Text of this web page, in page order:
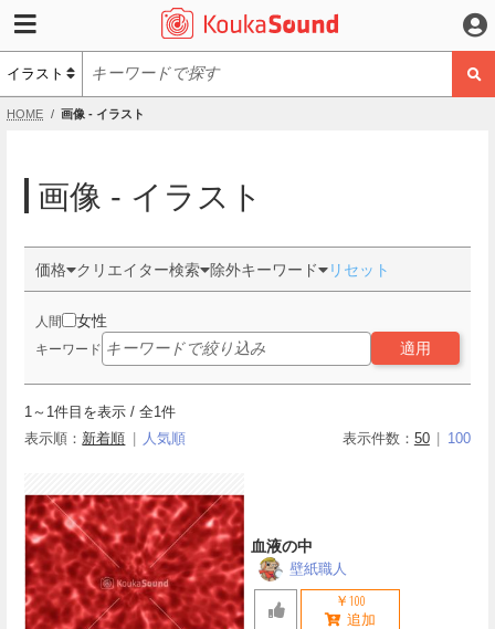
HOME 画像 - イラスト
画像 - イラスト
価格 クリエイター検索 除外キーワード リセット
人間 女性
キーワード 適用
1 ～ 1件目を表示 / 全1件
表示順： 新着順 人気順 表示件数： 50 100
血液の中
壁紙職人
￥100